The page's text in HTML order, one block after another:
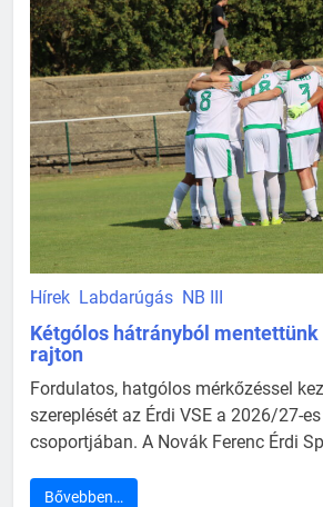
Hírek Labdarúgás NB III
Kétgólos hátrányból
rajton
Fordulatos, hatgólos mérkőzéssel
szereplését az Érdi VSE a 2026/27-
csoportjában. A Novák Ferenc Érdi
Bővebben…